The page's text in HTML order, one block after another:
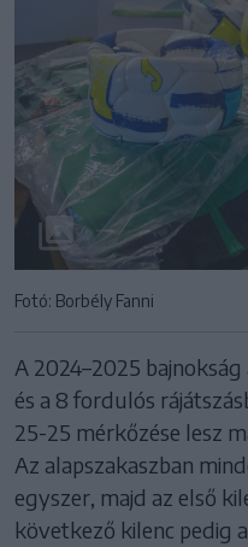
Fotó: Borbély Fanni
A 2024–2025
és a 8 fordulós
25-25 mérkőzése lesz
Az alapszakaszban
egyszer, majd az első
következő kilenc pedig